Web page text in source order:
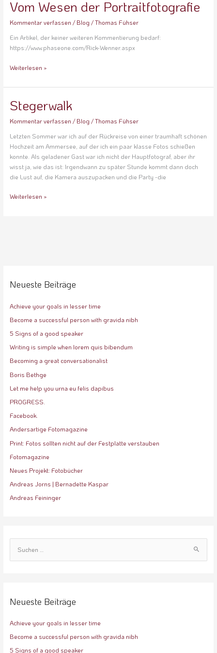
Vom Wesen der Portraitfotografie
Kommentar verfassen /Blog/Thomas Fühser
Ein Artikel, der keiner weiteren Kommentierung bedarf:
https://www.phaseone.com/Rick-Wenner.aspx
Weiterlesen »
Stegerwalk
Kommentar verfassen /Blog/Thomas Fühser
Letzten Sommer war ich auf der Rückreise von einer traumhaft schönen
Hochzeit am Ammersee, auf der ich ein paar klasse Fotos schießen
konnte. Als geladener Gast war ich nicht der Hauptfotograf, aber ihr
wisst ja, wie das ist: Irgendwann zu später Stunde kommt dann doch
die Lust auf, die Kamera auszupacken und die Party -die
Stegerwalk
Weiterlesen »
Neueste Beiträge
Achieve your goals in lesser time
Become a successful person with gravida nibh
5 Signs of a good speaker
Writing is simple when lorem quis bibendum
Becoming a great conversationalist
Boris Bethge
Let me help you urna eu felis dapibus
PROGRESS.
Facebook.
Andersartige Fotomagazine
Print: Fotos sollten nicht auf der Festplatte verstauben
Fotomagazine
Neues Projekt: Fotobücher
Andreas Jorns | Bernadette Kaspar
Andreas Feininger
u
e
n
a
c
Neueste Beiträge
Achieve your goals in lesser time
Become a successful person with gravida nibh
5 Signs of a good speaker